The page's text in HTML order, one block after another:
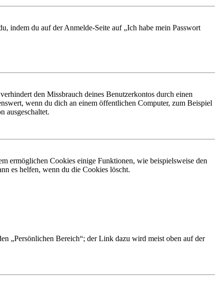
indem du auf der Anmelde-Seite auf „Ich habe mein Passwort
den Missbrauch deines Benutzerkontos durch einen
wenn du dich an einem öffentlichen Computer, zum Beispiel
ausgeschaltet.
ermöglichen Cookies einige Funktionen, wie beispielsweise den
es helfen, wenn du die Cookies löscht.
„Persönlichen Bereich“; der Link dazu wird meist oben auf der